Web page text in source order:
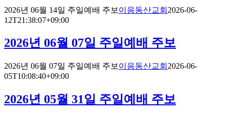
2026년 06월 14일 주일예배 주보 이음동산교회 2026-06-
12T21:38:07+09:00
2026년 06월 07일 주일예배 주보
2026년 06월 07일 주일예배 주보 이음동산교회 2026-06-
05T10:08:40+09:00
2026년 05월 31일 주일예배 주보